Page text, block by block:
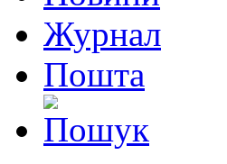
Журнал
Пошта